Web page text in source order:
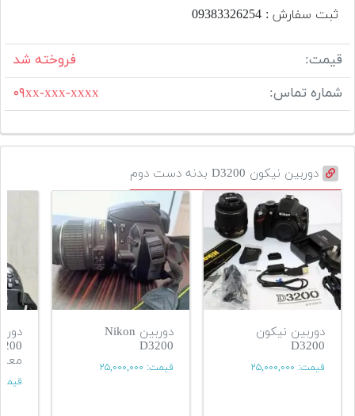
ثبت سفارش : 09383326254
قیمت:
فروخته شد
شماره تماس:
۰۹xx-xxx-xxxx
دوربین نیکون D3200 بدنه دست دوم
دوربین نیکون
D3200
قیمت: ۲۵,۰۰۰,۰۰۰
دوربین Nikon
D3200
قیمت: ۲۵,۰۰۰,۰۰۰